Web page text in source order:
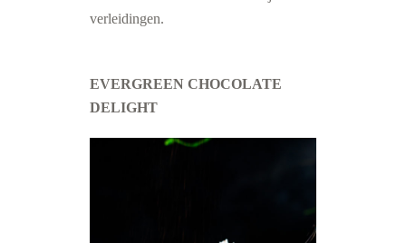
verleidingen.
EVERGREEN CHOCOLATE
DELIGHT